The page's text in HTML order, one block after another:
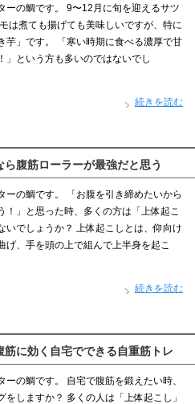
ーの鯛です。 9〜12月に旬を迎えるサツ
は煮ても揚げても美味しいですが、特に
芋」です。 「寒い時期に食べる濃厚で甘
」という方も多いのではないでし
続きを読む
腹筋ローラーが最強だと思う
ーの鯛です。 「お腹を引き締めたいから
！」と思った時、多くの方は「上体起こ
いでしょうか？ 上体起こしとは、仰向け
げ、手を頭の上で組んで上半身を起こ
続きを読む
に効く自宅でできる自重筋トレ
ーの鯛です。 自宅で腹筋を鍛えたい時、
をしますか？ 多くの人は「上体起こし」